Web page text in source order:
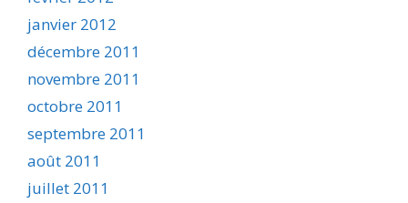
janvier 2012
décembre 2011
novembre 2011
octobre 2011
septembre 2011
août 2011
juillet 2011